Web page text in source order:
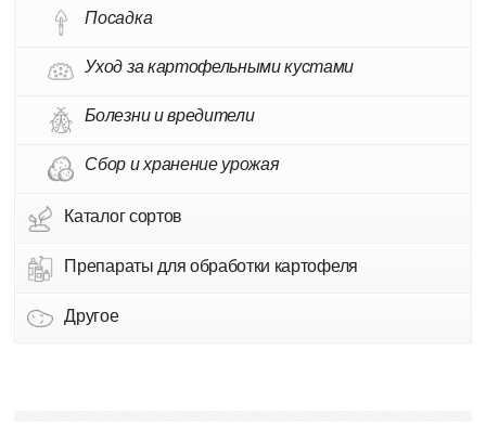
Посадка
Уход за картофельными кустами
Болезни и вредители
Сбор и хранение урожая
Каталог сортов
Препараты для обработки картофеля
Другое